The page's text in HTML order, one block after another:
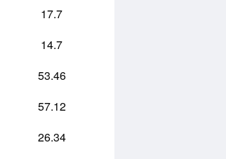
17.7
14.7
53.46
57.12
26.34